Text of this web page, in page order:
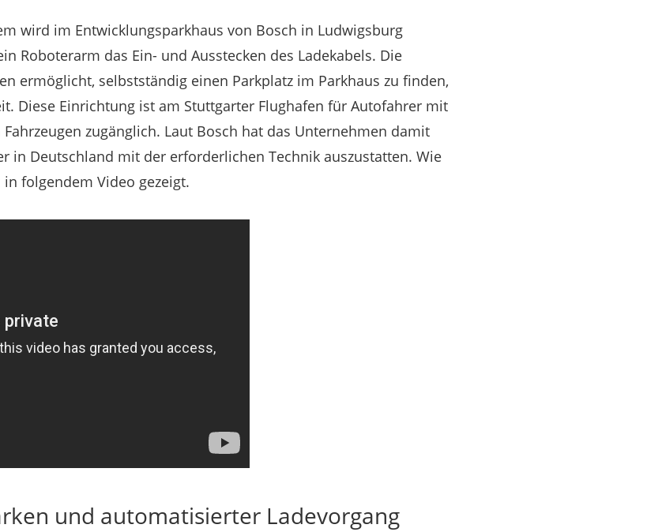
wird im Entwicklungsparkhaus von Bosch in Ludwigsburg
Roboterarm das Ein- und Ausstecken des Ladekabels. Die
ermöglicht, selbstständig einen Parkplatz im Parkhaus zu finden,
Diese Einrichtung ist am Stuttgarter Flughafen für Autofahrer mit
zugänglich. Laut Bosch hat das Unternehmen damit
in Deutschland mit der erforderlichen Technik auszustatten. Wie
folgendem Video gezeigt.
und automatisierter Ladevorgang